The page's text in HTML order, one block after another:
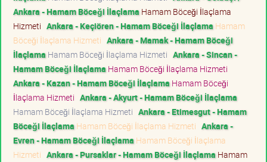
Ankara - Hamam Böceği İlaçlama Hamam Böceği İlaçlama
Hizmeti Ankara - Keçiören - Hamam Böceği İlaçlama Hamam
Böceği İlaçlama Hizmeti Ankara - Mamak - Hamam Böceği
İlaçlama Hamam Böceği İlaçlama Hizmeti Ankara - Sincan -
Hamam Böceği İlaçlama Hamam Böceği İlaçlama Hizmeti
Ankara - Kazan - Hamam Böceği İlaçlama Hamam Böceği
İlaçlama Hizmeti Ankara - Akyurt - Hamam Böceği İlaçlama
Hamam Böceği İlaçlama Hizmeti Ankara - Etimesgut - Hamam
Böceği İlaçlama Hamam Böceği İlaçlama Hizmeti Ankara -
Evren - Hamam Böceği İlaçlama Hamam Böceği İlaçlama
Hizmeti Ankara - Pursaklar - Hamam Böceği İlaçlama Hamam